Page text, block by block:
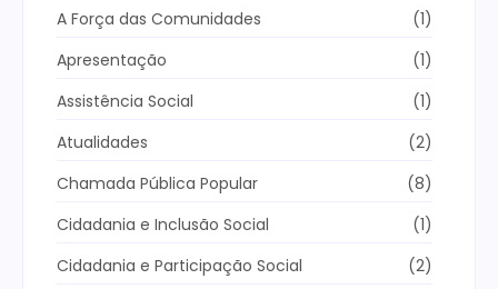
A Força das Comunidades
(1)
Apresentação
(1)
Assistência Social
(1)
Atualidades
(2)
Chamada Pública Popular
(8)
Cidadania e Inclusão Social
(1)
Cidadania e Participação Social
(2)